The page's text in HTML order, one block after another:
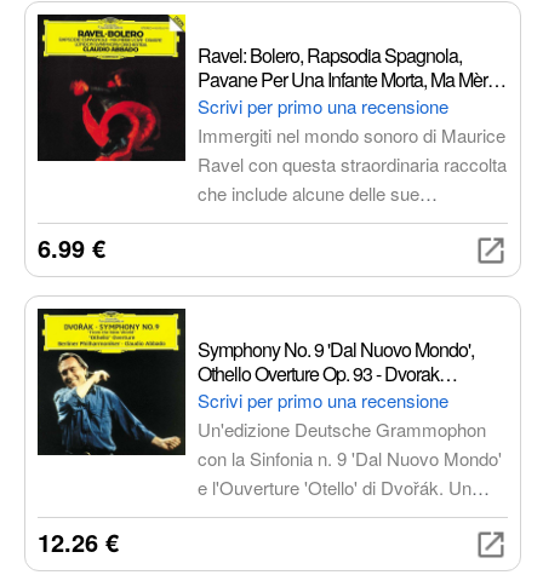
composizione beethoveniana con
precisione tecnica e sensibilità
musicale.
Ravel: Bolero, Rapsodia Spagnola,
Pavane Per Una Infante Morta, Ma Mère
L'Oye
Scrivi per primo una recensione
Immergiti nel mondo sonoro di Maurice
Ravel con questa straordinaria raccolta
che include alcune delle sue
composizioni più celebri e amate:
Per Una Infante Morta, Ma Mère
attraverso le sfumature orchestrali, le
melodie indimenticabili e l'eleganza
senza tempo.
6.99 €
Symphony No. 9 'Dal Nuovo Mondo',
Othello Overture Op. 93 - Dvorak
(Deutsche Grammophon)
Scrivi per primo una recensione
Un'edizione Deutsche Grammophon
con la Sinfonia n. 9 'Dal Nuovo Mondo'
e l'Ouverture 'Otello' di Dvořák. Un
viaggio sonoro emozionante e di alta
12.26 €